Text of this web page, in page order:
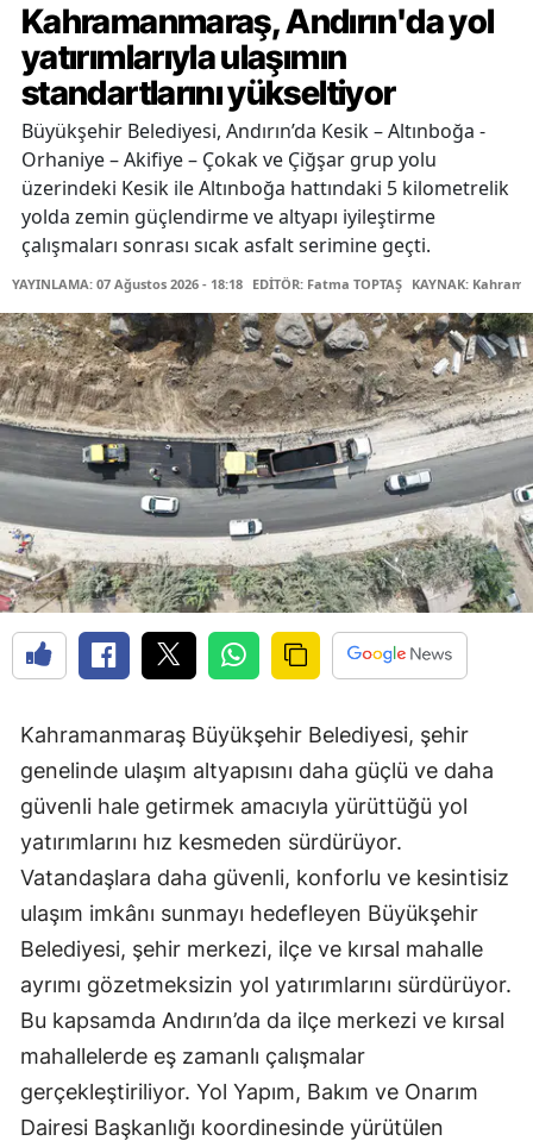
Kahramanmaraş, Andırın'da yol
yatırımlarıyla ulaşımın
standartlarını yükseltiyor
Büyükşehir Belediyesi, Andırın’da Kesik – Altınboğa -
Orhaniye – Akifiye – Çokak ve Çiğşar grup yolu
üzerindeki Kesik ile Altınboğa hattındaki 5 kilometrelik
yolda zemin güçlendirme ve altyapı iyileştirme
çalışmaları sonrası sıcak asfalt serimine geçti.
YAYINLAMA: 07 Ağustos 2026 - 18:18 EDİTÖR: Fatma TOPTAŞ KAYNAK:
Kahramanmaraş Büyükşehir Belediyesi, şehir
genelinde ulaşım altyapısını daha güçlü ve daha
güvenli hale getirmek amacıyla yürüttüğü yol
yatırımlarını hız kesmeden sürdürüyor.
Vatandaşlara daha güvenli, konforlu ve kesintisiz
ulaşım imkânı sunmayı hedefleyen Büyükşehir
Belediyesi, şehir merkezi, ilçe ve kırsal mahalle
ayrımı gözetmeksizin yol yatırımlarını sürdürüyor.
Bu kapsamda Andırın’da da ilçe merkezi ve kırsal
mahallelerde eş zamanlı çalışmalar
gerçekleştiriliyor. Yol Yapım, Bakım ve Onarım
Dairesi Başkanlığı koordinesinde yürütülen